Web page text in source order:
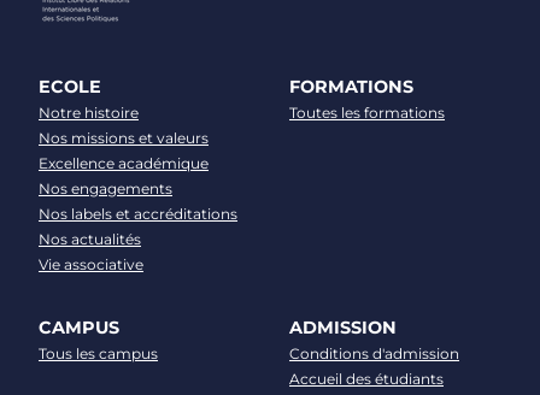
ECOLE
Notre histoire
Nos missions et valeurs
Excellence académique
Nos engagements
Nos labels et accréditations
Nos actualités
Vie associative
FORMATIONS
Toutes les formations
CAMPUS
Tous les campus
ADMISSION
Conditions d'admission
Accueil des étudiants